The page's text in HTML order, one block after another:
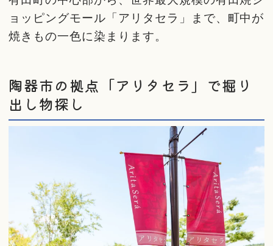
ョッピングモール「アリタセラ」まで、町中が
焼きもの一色に染まります。
陶器市の拠点「アリタセラ」で掘り
出し物探し